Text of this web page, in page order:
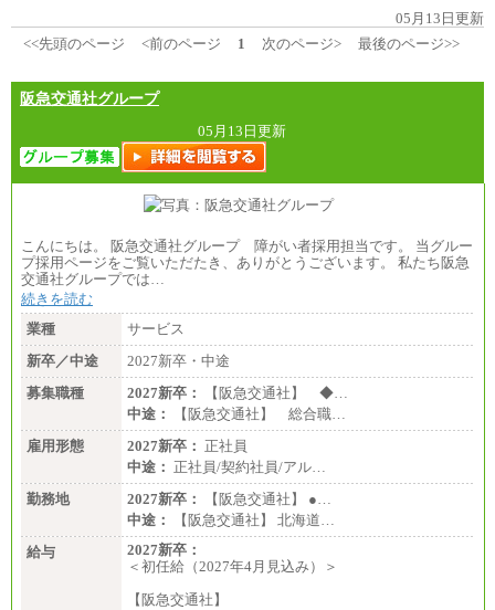
05月13日更新
<<先頭のページ
<前のページ 1 次のページ> 最後のページ>>
阪急交通社グループ
05月13日更新
こんにちは。 阪急交通社グループ 障がい者採用担当です。 当グルー
プ採用ページをご覧いただたき、ありがとうございます。 私たち阪急
交通社グループでは…
続きを読む
業種
サービス
新卒／中途
2027新卒・中途
募集職種
2027新卒：
【阪急交通社】 ◆…
中途：
【阪急交通社】 総合職…
雇用形態
2027新卒： 正社員
中途： 正社員/契約社員/アル…
勤務地
2027新卒：
【阪急交通社】 ●…
中途：
【阪急交通社】 北海道…
給与
2027新卒：
＜初任給（2027年4月見込み）＞
【阪急交通社】